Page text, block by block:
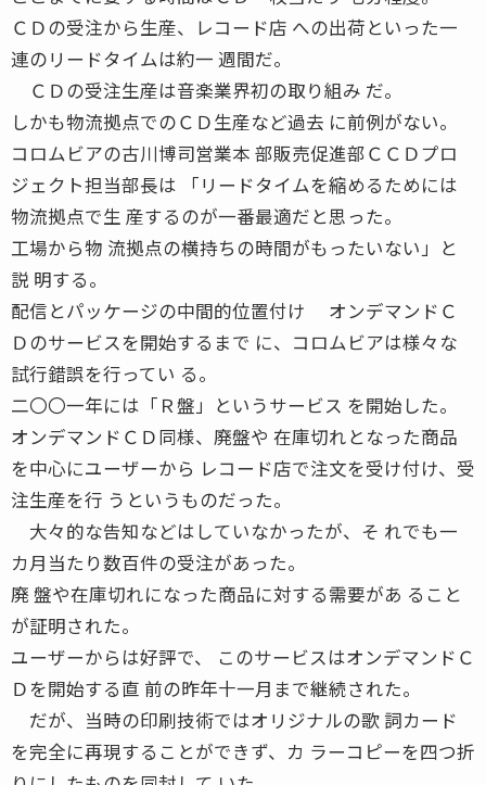
ＣＤの受注から生産、レコード店 への出荷といった一
連のリードタイムは約一 週間だ。
ＣＤの受注生産は音楽業界初の取り組み だ。
しかも物流拠点でのＣＤ生産など過去 に前例がない。
コロムビアの古川博司営業本 部販売促進部ＣＣＤプロ
ジェクト担当部長は 「リードタイムを縮めるためには
物流拠点で生 産するのが一番最適だと思った。
工場から物 流拠点の横持ちの時間がもったいない」と
説 明する。
配信とパッケージの中間的位置付け オンデマンドＣ
Ｄのサービスを開始するまで に、コロムビアは様々な
試行錯誤を行ってい る。
二〇〇一年には「Ｒ盤」というサービス を開始した。
オンデマンドＣＤ同様、廃盤や 在庫切れとなった商品
を中心にユーザーから レコード店で注文を受け付け、受
注生産を行 うというものだった。
大々的な告知などはしていなかったが、そ れでも一
カ月当たり数百件の受注があった。
廃 盤や在庫切れになった商品に対する需要があ ること
が証明された。
ユーザーからは好評で、 このサービスはオンデマンドＣ
Ｄを開始する直 前の昨年十一月まで継続された。
だが、当時の印刷技術ではオリジナルの歌 詞カード
を完全に再現することができず、カ ラーコピーを四つ折